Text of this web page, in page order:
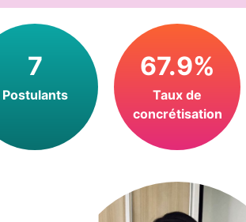
7
Postulants
67.9%
Taux de
concrétisation